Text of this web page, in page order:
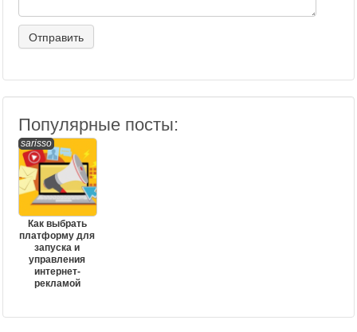
Популярные посты:
sarisso
Как выбрать
платформу для
запуска и
управления
интернет-
рекламой